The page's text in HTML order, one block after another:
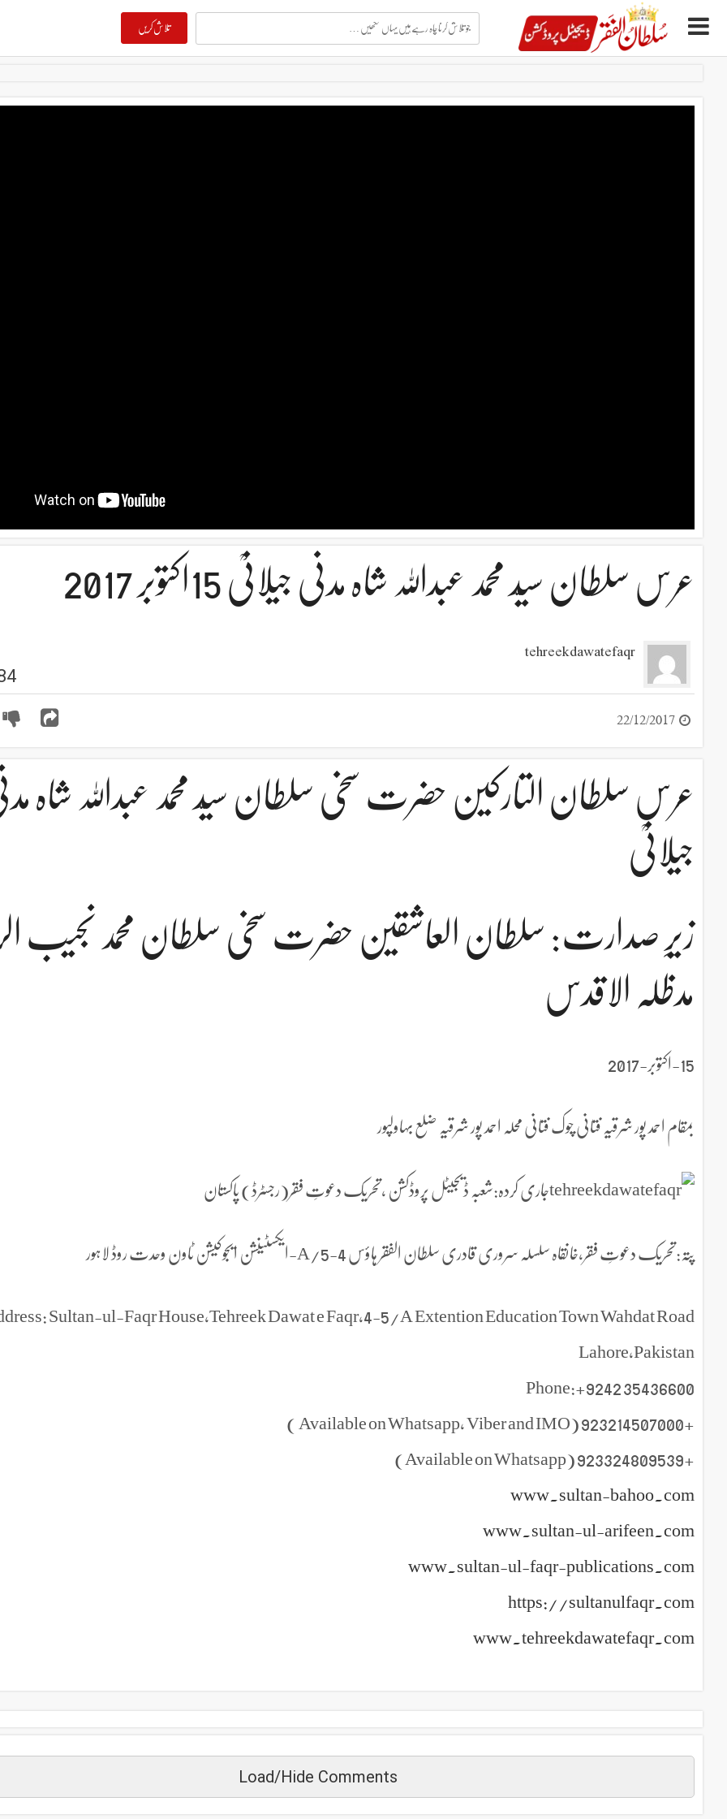
تلاش
کرنا
عرس سلطان سیّد محمد عبداللہ شاہ مدنی جیلانیؒ 15اکتوبر 2017
tehreekdawatefaqr
22/12/2017
عرس سلطان التارکین حضرت سخی سلطان سیّد محمد عبداللہ شاہ
جیلانیؒ
زیرِ صدارت: سلطان العاشقین حضرت سخی سلطان محمد نجیب
مدظلہ الاقدس
15-اکتوبر-2017
بمقام احمد پور شرقیہ فتانی چوک فتانی محلہ احمد پور شرقیہ ضلع بہاولپور
جاری کردہ:شعبہ ڈیجیٹل پروڈکشن ،تحریک دعوتِ فقر(رجسٹرڈ) پاکستان
پتہ:تحریک دعوتِ فقر،خانقاہ سلسلہ سروری قادری سلطان الفقر ہاؤس 4-5/A-ایکسٹینشن ایجوکیشن ٹاون وحدت روڈ لاہور
Sultan-ul-Faqr House,Tehreek Dawat e Faqr,4-5/A Extention Education Town Wahdat Road
Lahore,Pakistan
Phone:+9242 35436600
+923214507000 (Available on Whatsapp, Viber and IMO )
+923324809539 (Available on Whatsapp)
www.sultan-bahoo.com
www.sultan-ul-arifeen.com
www.sultan-ul-faqr-publications.com
https://sultanulfaqr.com
www.tehreekdawatefaqr.com
Load/Hide Comments